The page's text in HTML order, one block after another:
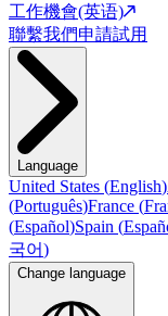
工作機會(英语)
聯繫我們申請試用
Language
United States (English)
(Português)France (
(Español)Spain (
국어)
Change language